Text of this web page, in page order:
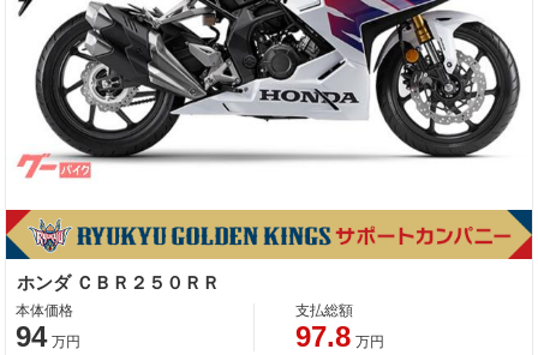
ホンダ ＣＢＲ２５０ＲＲ
本体価格
94 万円
支払総額
97.8 万円